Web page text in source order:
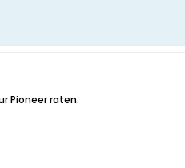
Pioneer raten.